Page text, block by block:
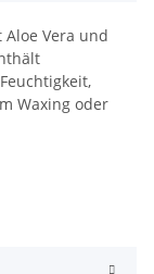
Aloe Vera und
Waxing oder